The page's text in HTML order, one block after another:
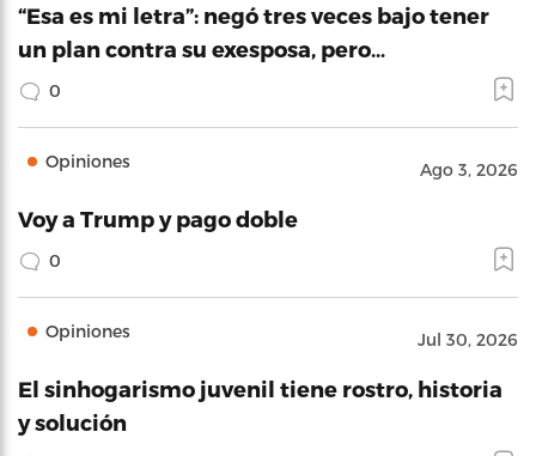
“Esa es mi letra”: negó tres veces bajo tener
un plan contra su exesposa, pero…
0
Opiniones Ago 3, 2026
Voy a Trump y pago doble
0
Opiniones Jul 30, 2026
El sinhogarismo juvenil tiene rostro, historia
y solución